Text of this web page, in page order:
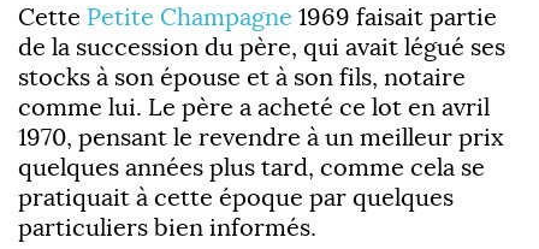
Cette Petite Champagne 1969 faisait partie
de la succession du père, qui avait légué ses
stocks à son épouse et à son fils, notaire
comme lui. Le père a acheté ce lot en avril
1970, pensant le revendre à un meilleur prix
quelques années plus tard, comme cela se
pratiquait à cette époque par quelques
particuliers bien informés.